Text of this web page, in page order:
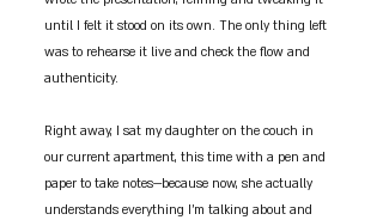
until I felt it stood on its own. The only thing left
was to rehearse it live and check the flow and
authenticity.
Right away, I sat my daughter on the couch in
our current apartment, this time with a pen and
paper to take notes—because now, she actually
understands everything I’m talking about and